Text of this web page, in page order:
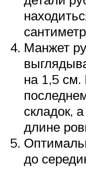
Манжет
на 1,5 см.
складок,
длине
до